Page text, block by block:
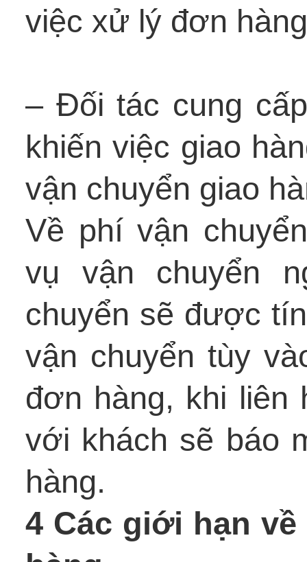
việc xử lý đơn
– Đối tác cung
khiến việc giao
vận chuyển giao
Về phí vận
vụ vận chuyển
chuyển sẽ được
vận chuyển tùy
đơn hàng, khi liên
với khách sẽ báo
hàng.
4 Các giới hạn